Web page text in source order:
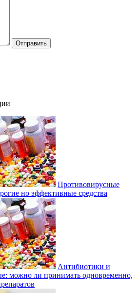
Противовирусные
но эффективные средства
Антибиотики и
можно ли принимать одновременно,